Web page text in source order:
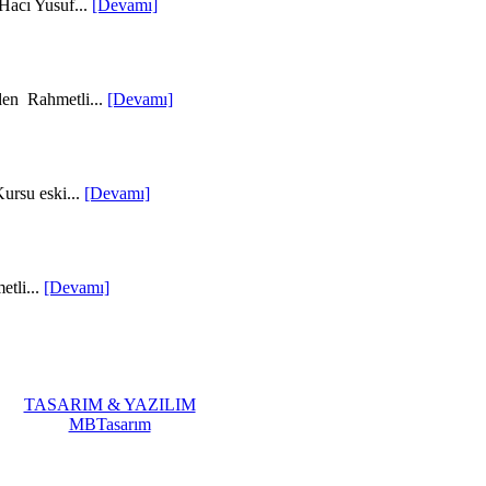
Yusuf... [Devamı]
Rahmetli... [Devamı]
eski... [Devamı]
[Devamı]
TASARIM & YAZILIM
MBTasarım